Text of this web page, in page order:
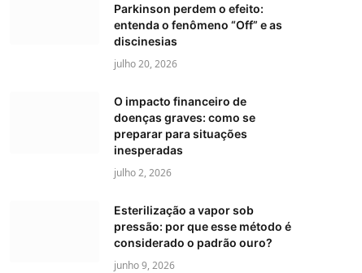
Parkinson perdem o efeito:
entenda o fenômeno “Off” e as
discinesias
julho 20, 2026
O impacto financeiro de
doenças graves: como se
preparar para situações
inesperadas
julho 2, 2026
Esterilização a vapor sob
pressão: por que esse método é
considerado o padrão ouro?
junho 9, 2026